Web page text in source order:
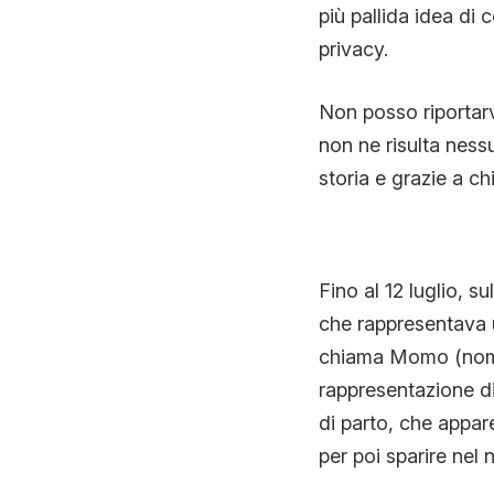
più pallida idea di
privacy.
Non posso
non ne risulta
storia e grazie a
Fino al 12 luglio,
che rappresentava
chiama Momo
rappresentazione
di parto, che
per poi sparire nel